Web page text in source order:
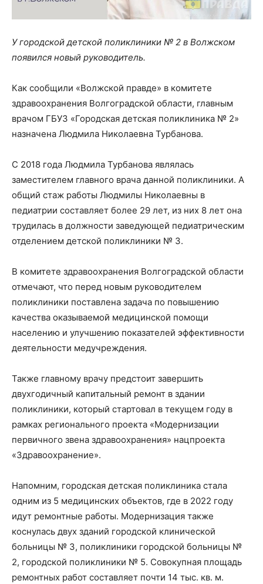
У городской детской поликлиники № 2 в Волжском
появился новый руководитель.
Как сообщили «Волжской правде» в комитете
здравоохранения Волгоградской области, главным
врачом ГБУЗ «Городская детская поликлиника № 2»
назначена Людмила Николаевна Турбанова.
С 2018 года Людмила Турбанова являлась
заместителем главного врача данной поликлиники. А
общий стаж работы Людмилы Николаевны в
педиатрии составляет более 29 лет, из них 8 лет она
трудилась в должности заведующей педиатрическим
отделением детской поликлиники № 3.
В комитете здравоохранения Волгоградской области
отмечают, что перед новым руководителем
поликлиники поставлена задача по повышению
качества оказываемой медицинской помощи
населению и улучшению показателей эффективности
деятельности медучреждения.
Также главному врачу предстоит завершить
двухгодичный капитальный ремонт в здании
поликлиники, который стартовал в текущем году в
рамках регионального проекта «Модернизации
первичного звена здравоохранения» нацпроекта
«Здравоохранение».
Напомним, городская детская поликлиника стала
одним из 5 медицинских объектов, где в 2022 году
идут ремонтные работы. Модернизация также
коснулась двух зданий городской клинической
больницы № 3, поликлиники городской больницы №
2, городской поликлиники № 5. Совокупная площадь
ремонтных работ составляет почти 14 тыс. кв. м.